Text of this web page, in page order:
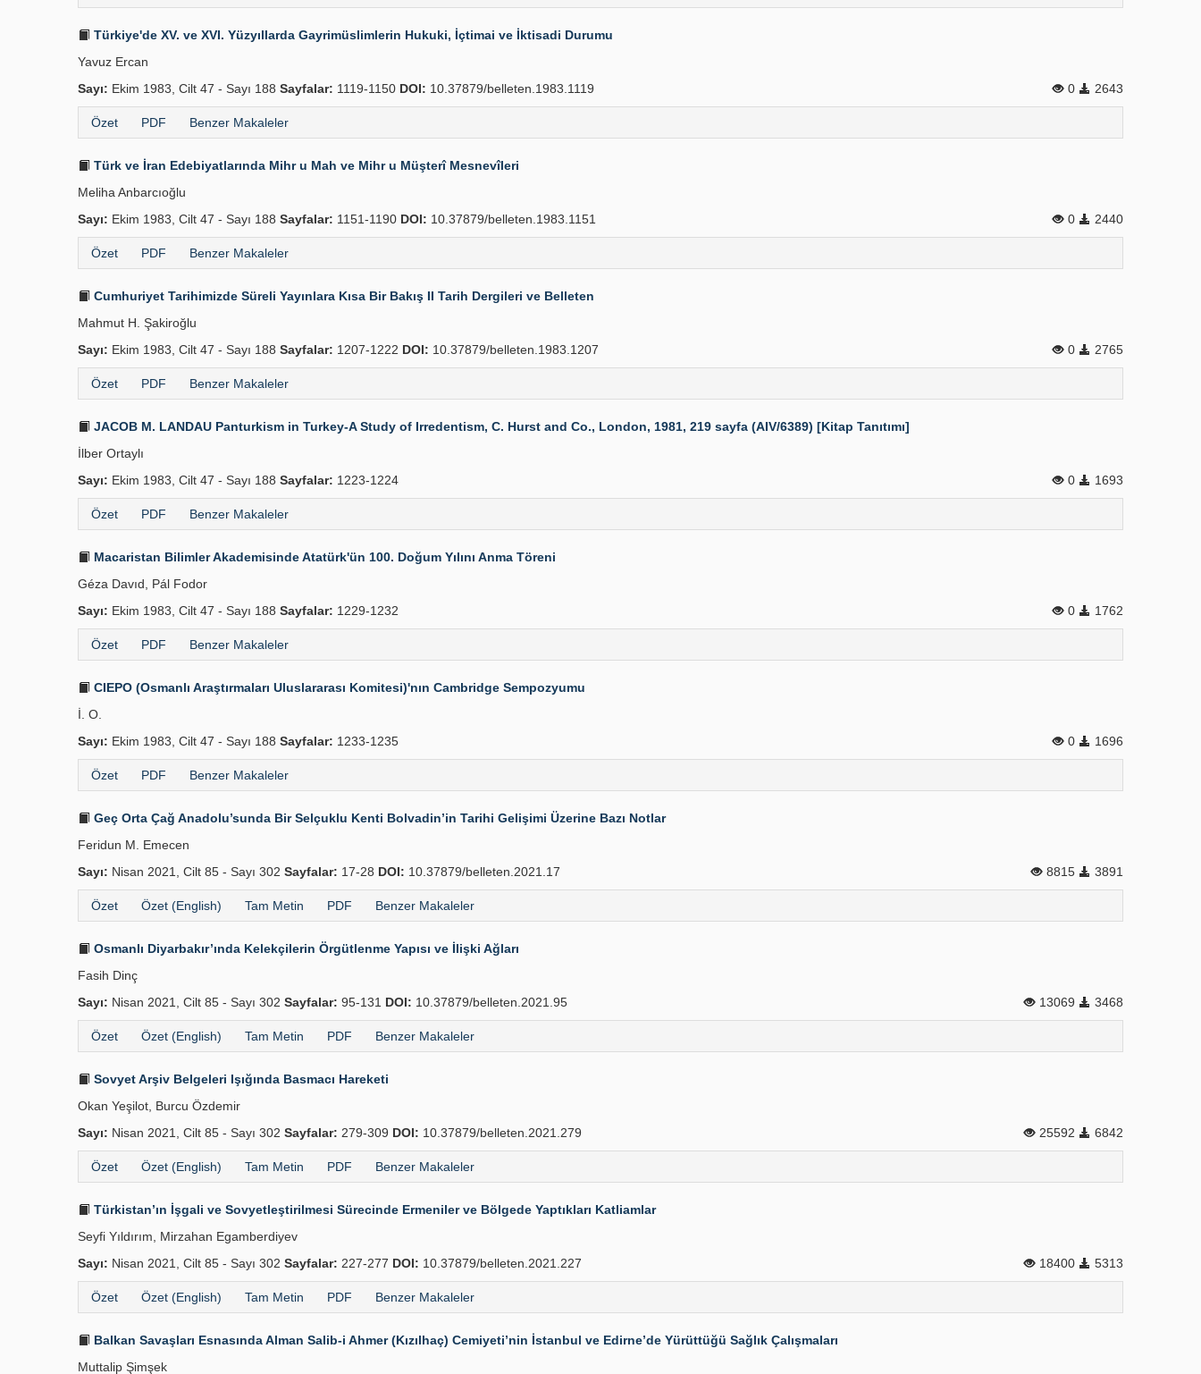
Türkiye'de XV. ve XVI. Yüzyıllarda Gayrimüslimlerin Hukuki, İçtimai ve İktisadi Durumu
Yavuz Ercan
Sayı: Ekim 1983, Cilt 47 - Sayı 188 Sayfalar: 1119-1150 DOI: 10.37879/belleten.1983.1119 0 2643
Özet PDF Benzer Makaleler
Türk ve İran Edebiyatlarında Mihr u Mah ve Mihr u Müşterî Mesnevîleri
Meliha Anbarcıoğlu
Sayı: Ekim 1983, Cilt 47 - Sayı 188 Sayfalar: 1151-1190 DOI: 10.37879/belleten.1983.1151 0 2440
Özet PDF Benzer Makaleler
Cumhuriyet Tarihimizde Süreli Yayınlara Kısa Bir Bakış II Tarih Dergileri ve Belleten
Mahmut H. Şakiroğlu
Sayı: Ekim 1983, Cilt 47 - Sayı 188 Sayfalar: 1207-1222 DOI: 10.37879/belleten.1983.1207 0 2765
Özet PDF Benzer Makaleler
JACOB M. LANDAU Panturkism in Turkey-A Study of Irredentism, C. Hurst and Co., London, 1981, 219 sayfa (AIV/6389) [Kitap Tanıtımı]
İlber Ortaylı
Sayı: Ekim 1983, Cilt 47 - Sayı 188 Sayfalar: 1223-1224 0 1693
Özet PDF Benzer Makaleler
Macaristan Bilimler Akademisinde Atatürk'ün 100. Doğum Yılını Anma Töreni
Géza Davıd, Pál Fodor
Sayı: Ekim 1983, Cilt 47 - Sayı 188 Sayfalar: 1229-1232 0 1762
Özet PDF Benzer Makaleler
CIEPO (Osmanlı Araştırmaları Uluslararası Komitesi)'nın Cambridge Sempozyumu
İ. O.
Sayı: Ekim 1983, Cilt 47 - Sayı 188 Sayfalar: 1233-1235 0 1696
Özet PDF Benzer Makaleler
Geç Orta Çağ Anadolu’sunda Bir Selçuklu Kenti Bolvadin’in Tarihi Gelişimi Üzerine Bazı Notlar
Feridun M. Emecen
Sayı: Nisan 2021, Cilt 85 - Sayı 302 Sayfalar: 17-28 DOI: 10.37879/belleten.2021.17 8815 3891
Özet Özet (English) Tam Metin PDF Benzer Makaleler
Osmanlı Diyarbakır’ında Kelekçilerin Örgütlenme Yapısı ve İlişki Ağları
Fasih Dinç
Sayı: Nisan 2021, Cilt 85 - Sayı 302 Sayfalar: 95-131 DOI: 10.37879/belleten.2021.95 13069 3468
Özet Özet (English) Tam Metin PDF Benzer Makaleler
Sovyet Arşiv Belgeleri Işığında Basmacı Hareketi
Okan Yeşilot, Burcu Özdemir
Sayı: Nisan 2021, Cilt 85 - Sayı 302 Sayfalar: 279-309 DOI: 10.37879/belleten.2021.279 25592 6842
Özet Özet (English) Tam Metin PDF Benzer Makaleler
Türkistan’ın İşgali ve Sovyetleştirilmesi Sürecinde Ermeniler ve Bölgede Yaptıkları Katliamlar
Seyfi Yıldırım, Mirzahan Egamberdiyev
Sayı: Nisan 2021, Cilt 85 - Sayı 302 Sayfalar: 227-277 DOI: 10.37879/belleten.2021.227 18400 5313
Özet Özet (English) Tam Metin PDF Benzer Makaleler
Balkan Savaşları Esnasında Alman Salib-i Ahmer (Kızılhaç) Cemiyeti’nin İstanbul ve Edirne’de Yürüttüğü Sağlık Çalışmaları
Muttalip Şimşek